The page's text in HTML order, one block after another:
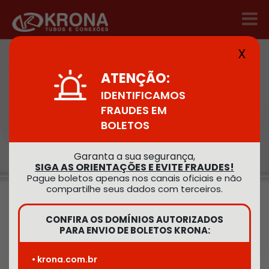
PRODUTOS/
Esgoto
Encontre o
produto desejado
X
ATENÇÃO:
IDENTIFICAMOS
FRAUDES EM
BOLETOS
Garanta a sua segurança,
SIGA AS ORIENTAÇÕES E EVITE FRAUDES!
Pague boletos apenas nos canais oficiais e não
compartilhe seus dados com terceiros.
CONFIRA OS DOMÍNIOS AUTORIZADOS
PARA ENVIO DE BOLETOS KRONA:
• krona.com.br